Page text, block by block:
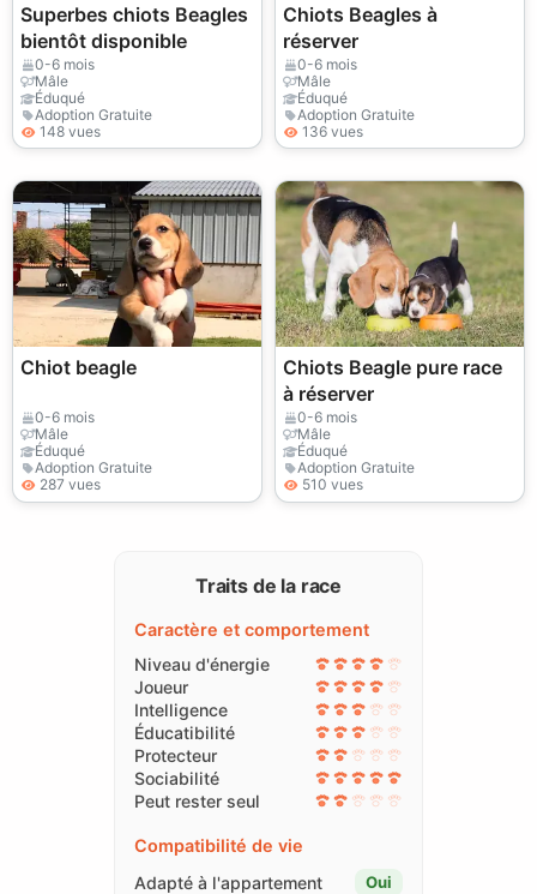
Superbes chiots Beagles
bientôt disponible
0-6 mois
Mâle
Éduqué
Adoption Gratuite
148 vues
Chiots Beagles à
réserver
0-6 mois
Mâle
Éduqué
Adoption Gratuite
136 vues
Chiot beagle
0-6 mois
Mâle
Éduqué
Adoption Gratuite
287 vues
Chiots Beagle pure race
à réserver
0-6 mois
Mâle
Éduqué
Adoption Gratuite
510 vues
Traits de la race
Caractère et comportement
Niveau d'énergie
Joueur
Intelligence
Éducatibilité
Protecteur
Sociabilité
Peut rester seul
Compatibilité de vie
Adapté à l'appartement
Oui